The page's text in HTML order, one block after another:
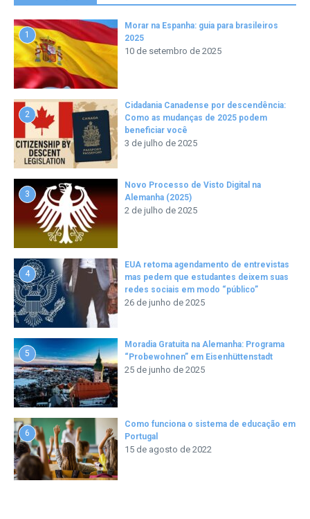
1
Morar na Espanha: guia para brasileiros
2025
10 de setembro de 2025
2
Cidadania Canadense por descendência:
Como as mudanças de 2025 podem
beneficiar você
3 de julho de 2025
3
Novo Processo de Visto Digital na
Alemanha (2025)
2 de julho de 2025
4
EUA retoma agendamento de entrevistas
mas pedem que estudantes deixem suas
redes sociais em modo “público”
26 de junho de 2025
5
Moradia Gratuita na Alemanha: Programa
“Probewohnen” em Eisenhüttenstadt
25 de junho de 2025
6
Como funciona o sistema de educação em
Portugal
15 de agosto de 2022